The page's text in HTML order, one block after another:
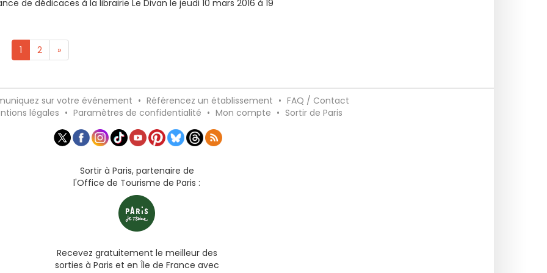
de dédicaces à la librairie Le Divan le jeudi 10 mars 2016 à 19
1 2 »
sur votre événement • Référencez un établissement • FAQ / Contact
légales • Paramètres de confidentialité • Mon compte • Sortir de Paris
Sortir à Paris, partenaire de
l'Office de Tourisme de Paris :
Recevez gratuitement le meilleur des
sorties à Paris et en Île de France avec